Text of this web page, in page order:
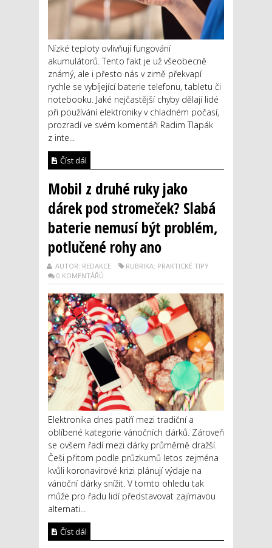
Nízké teploty ovlivňují fungování
akumulátorů. Tento fakt je už všeobecně
známý, ale i přesto nás v zimě překvapí
rychle se vybíjející baterie telefonu, tabletu či
notebooku. Jaké nejčastější chyby dělají lidé
při používání elektroniky v chladném počasí,
prozradí ve svém komentáři Radim Tlapák
z inte...
Číst dál
Mobil z druhé ruky jako
dárek pod stromeček? Slabá
baterie nemusí být problém,
potlučené rohy ano
AUTOR: REDAKCE
RUBRIKA: PRAKTICKÉ TIPY
0 KOMENTÁŘŮ
Elektronika dnes patří mezi tradiční a
oblíbené kategorie vánočních dárků. Zároveň
se ovšem řadí mezi dárky průměrně dražší.
Češi přitom podle průzkumů letos zejména
kvůli koronavirové krizi plánují výdaje na
vánoční dárky snížit. V tomto ohledu tak
může pro řadu lidí představovat zajímavou
alternati...
Číst dál